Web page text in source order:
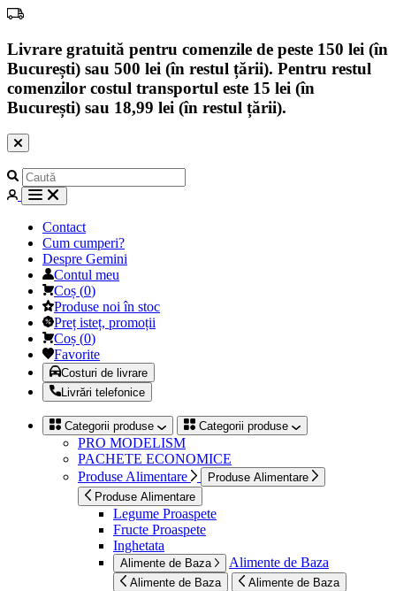
Livrare gratuită pentru comenzile de peste 150 lei (în
București) sau 500 lei (în restul țării). Pentru restul
comenzilor costul transportul este 15 lei (în
București) sau 18,99 lei (în restul țării).
Contact
Cum cumperi?
Despre Gemini
Contul meu
Coș (0)
Produse noi în stoc
Preț isteț, promoții
Coș (0)
Favorite
Costuri de livrare
Livrări telefonice
Categorii produse Categorii produse
PRO MODELISM
PACHETE ECONOMICE
Produse Alimentare
Produse Alimentare
Produse Alimentare
Legume Proaspete
Fructe Proaspete
Inghetata
Alimente de Baza Alimente de Baza
Alimente de Baza Alimente de Baza